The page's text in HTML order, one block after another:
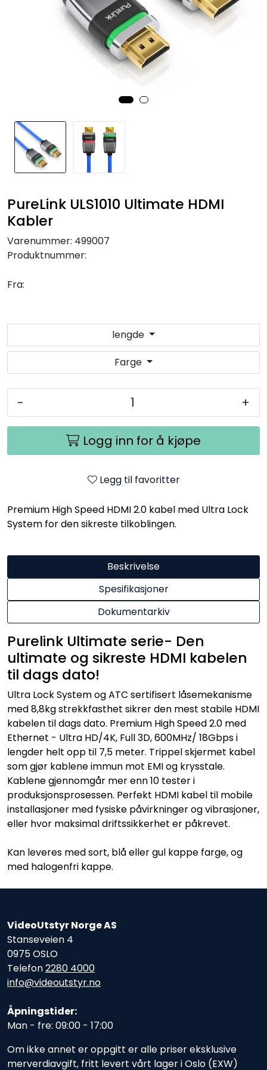
PureLink ULS1010 Ultimate HDMI
Kabler
Varenummer: 499007
Produktnummer:
Fra:
lengde
Farge
- +
Logg inn for å kjøpe
Legg til favoritter
Premium High Speed HDMI 2.0 kabel med Ultra Lock
System for den sikreste tilkoblingen.
Beskrivelse
Spesifikasjoner
Dokumentarkiv
Purelink Ultimate serie- Den
ultimate og sikreste HDMI kabelen
til dags dato!
Ultra Lock System og ATC sertifisert låsemekanisme
med 8,8kg strekkfasthet sikrer den mest stabile HDMI
kabelen til dags dato. Premium High Speed 2.0 med
Ethernet - Ultra HD/4K, Full 3D, 600MHz/ 18Gbps i
lengder helt opp til 7,5 meter. Trippel skjermet kabel
som gjør kablene immun mot EMI og krysstale.
Kablene gjennomgår mer enn 10 tester i
produksjonsprosessen. Perfekt HDMI kabel til mobile
installasjoner med fysiske påvirkninger og vibrasjoner,
eller hvor maksimal driftssikkerhet er påkrevet.
Kan leveres med sort, blå eller gul kappe farge, og
med halogenfri kappe.
VideoUtstyr Norge AS
Stanseveien 4
0975 OSLO
Telefon2280 4000
info@videoutstyr.no
Åpningstider:
Man - fre: 09:00 - 17:00
Om ikke annet er oppgitt er alle priser eksklusive
merverdiavgift, fritt levert vårt lager i Oslo (EXW)
SAMTALEROM